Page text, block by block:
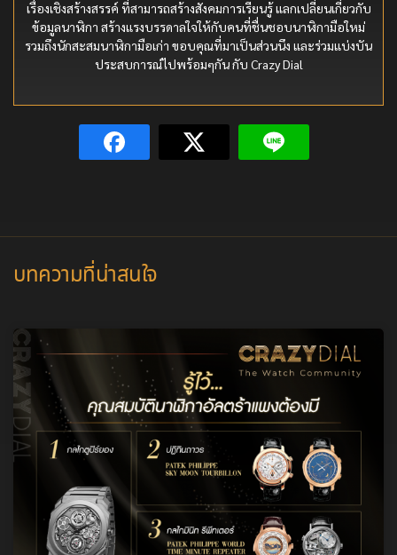
เรื่องเชิงสร้างสรรค์ ที่สามารถสร้างสังคมการเรียนรู้ แลกเปลี่ยนเกี่ยวกับ
ข้อมูลนาฬิกา สร้างแรงบรรดาลใจให้กับคนที่ชื่นชอบนาฬิกามือใหม่
รวมถึงนักสะสมนาฬิกามือเก่า ขอบคุณที่มาเป็นส่วนนึง และร่วมแบ่งบัน
ประสบการณ์ไปพร้อมๆกัน กับ Crazy Dial
บทความที่น่าสนใจ